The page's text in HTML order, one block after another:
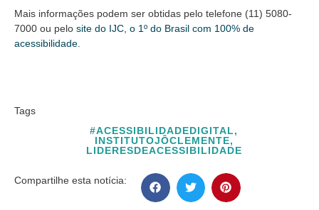
Mais informações podem ser obtidas pelo telefone (11) 5080-
7000 ou pelo site do IJC, o 1º do Brasil com 100% de
acessibilidade.
Tags
#ACESSIBILIDADEDIGITAL,
INSTITUTOJÔCLEMENTE,
LIDERESDEACESSIBILIDADE
Compartilhe esta notícia: